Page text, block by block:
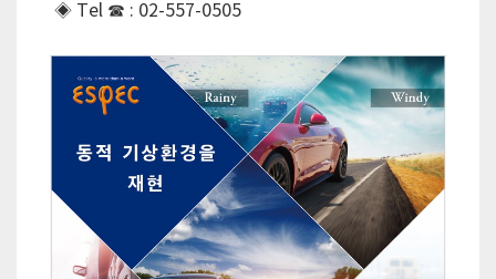
◈ Tel ☎ : 02-557-0505